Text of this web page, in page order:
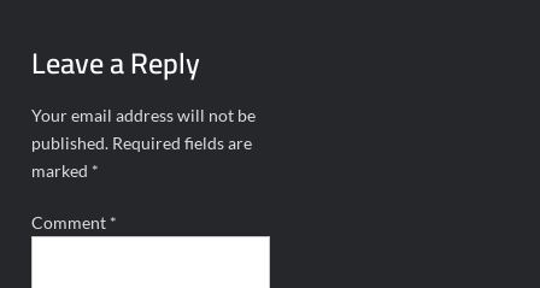
Leave a Reply
Your email address will not be
published. Required fields are
marked *
Comment *